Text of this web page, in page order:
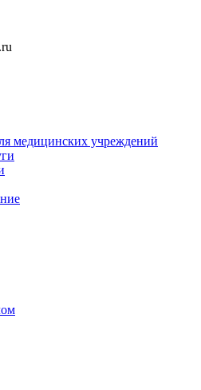
медицинских учреждений